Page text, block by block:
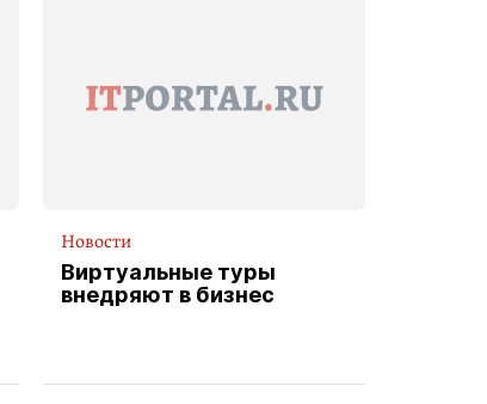
Новости
Виртуальные туры
внедряют в бизнес